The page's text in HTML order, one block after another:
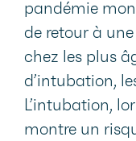
pandémie
de retour à
chez les plus
d’intubation,
L’intubation,
montre un